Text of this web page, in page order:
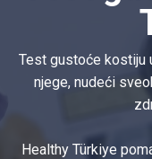
n
Test gustoće kostiju
njege, nudeći
Healthy Türkiye